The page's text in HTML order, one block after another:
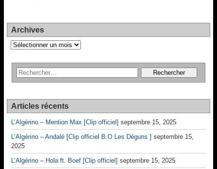
Archives
Archives
Articles récents
L’Algérino – Mention Max [Clip officiel] septembre 15, 2025
L’Algérino – Andalé [Clip officiel B.O Les Déguns ] septembre 15,
2025
L’Algérino – Hola ft. Boef [Clip officiel] septembre 15, 2025